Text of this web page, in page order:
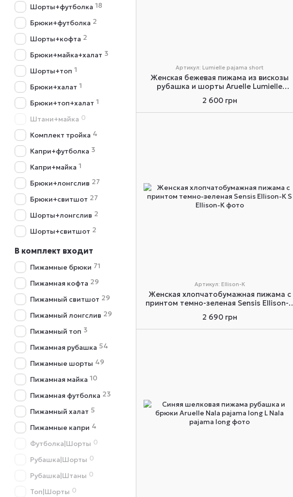
Артикул: Lumielle pajama short
Женская бежевая пижама из вискозы
рубашка и шорты Aruelle Lumielle
pajama short XS
2 600 грн
Артикул: Ellison-К
Женская хлопчатобумажная пижама с
принтом темно-зеленая Sensis Ellison-К
2 690 грн
Шорты+футболка 18
Брюки+футболка 2
Шорты+кофта 2
Брюки+майка+халат 3
Шорты+топ 1
Брюки+халат 1
Брюки+топ+халат 1
Штани+майка 0
Комплект тройка 4
Капри+футболка 3
Капри+майка 1
Брюки+лонгслив 27
Брюки+свитшот 27
Шорты+лонгслив 2
Шорты+свитшот 2
В комплект входит
Пижамные брюки 71
Пижамная кофта 29
Пижамный свитшот 29
Пижамный лонгслив 29
Пижамный топ 3
Пижамная рубашка 54
Пижамные шорты 49
Пижамная майка 10
Пижамная футболка 23
Пижамный халат 5
Пижамные капри 4
Футболка|Шорты 0
Рубашка|Шорты 0
Рубашка|Штаны 0
Топ|Шорты 0